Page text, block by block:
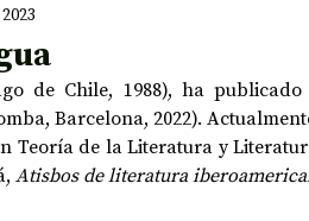
AUDIOTEXTO HÍBRIDOS
de Chile, 1988), ha publicado
Barcelona, 2022).
Teoría de la Literatura y
Atisbos de literatura